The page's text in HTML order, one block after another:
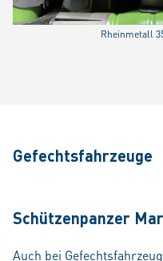
Rheinmetall
Gefechtsfahrzeuge
Schützenpanzer
Auch bei